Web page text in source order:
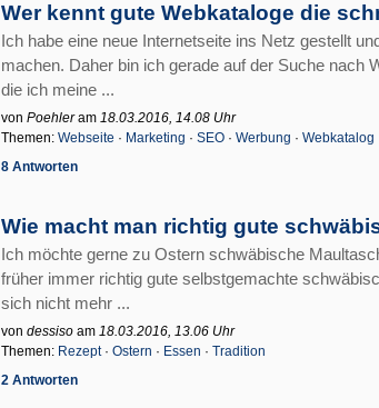
Wer kennt gute Webkataloge die
Ich habe eine neue Internetseite ins Netz gestellt
machen. Daher bin ich gerade auf der Suche nach
die ich meine ...
von Poehleram 18.03.2016, 14.08 Uhr
Themen: Webseite · Marketing · SEO · Werbung · Webkatalog
8 Antworten
Wie macht man richtig gute
Ich möchte gerne zu Ostern schwäbische
früher immer richtig gute selbstgemachte
sich nicht mehr ...
von dessiso am 18.03.2016, 13.06 Uhr
Themen: Rezept· Ostern · Essen · Tradition
2 Antworten